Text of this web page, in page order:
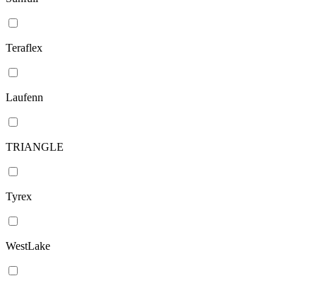
Teraflex
Laufenn
TRIANGLE
Tyrex
WestLake